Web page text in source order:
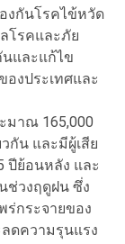
งกันโรคไข้หวัด
โรคและภัย
และแก้ไข
งประเทศและ
มาณ 165,000
กัน และมีผู้เสีย
ปีย้อนหลัง และ
ช่วงฤดูฝน ซึ่ง
กระจายของ
ดความรุนแรง